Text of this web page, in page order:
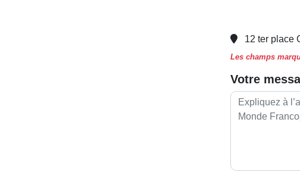
12 ter place
Les champs
Votre